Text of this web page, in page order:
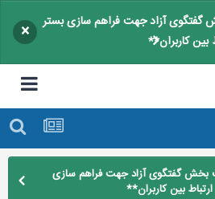
آزاد جهت فراهم سازی بستر
کاربران**
×
گفتگوی آزاد جهت فراهم سازی
بین کاربران**